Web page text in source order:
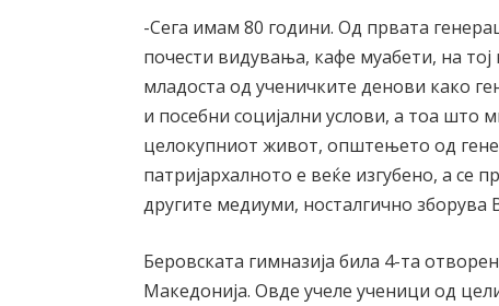
-Сега имам 80 години. Од првата
почести видувања, кафе муабети, на
младоста од ученичките денови како
и посебни социјални услови, а тоа што
целокупниот живот, општењето од
патријархалното е веќе изгубено, а се
другите медиуми, носталгично зборува
Беровската гимназија била 4-та
Македонија. Овде учеле ученици од